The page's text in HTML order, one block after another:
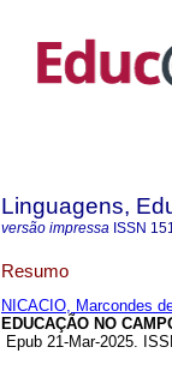
Linguagens,
versão impressa ISSN
Resumo
NICACIO, Marcondes
EDUCAÇÃO NO
Epub 21-Mar-2025.